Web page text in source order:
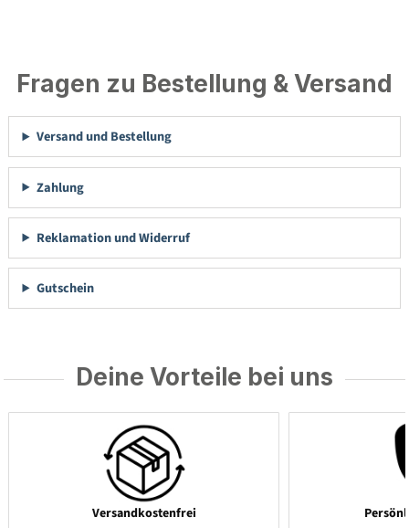
Fragen zu Bestellung & Versand
Versand und Bestellung
Zahlung
Reklamation und Widerruf
Gutschein
Deine Vorteile bei uns
Versandkostenfrei